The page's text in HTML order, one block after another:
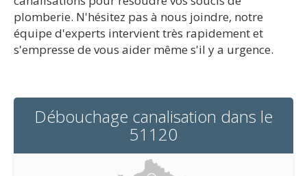
plomberie. N'hésitez pas à nous joindre, notre
équipe d'experts intervient très rapidement et
s'empresse de vous aider même s'il y a urgence.
Débouchage canalisation dans le
51120